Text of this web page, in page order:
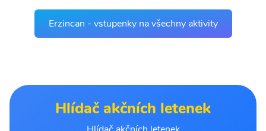
Erzincan - vstupenky na všechny aktivity
Hlídač akčních letenek